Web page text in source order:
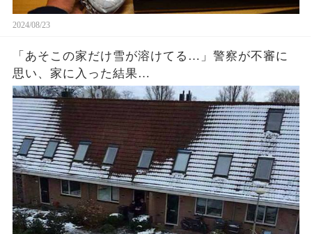
2024/08/23
「あそこの家だけ雪が溶けてる…」警察が不審に
思い、家に入った結果…